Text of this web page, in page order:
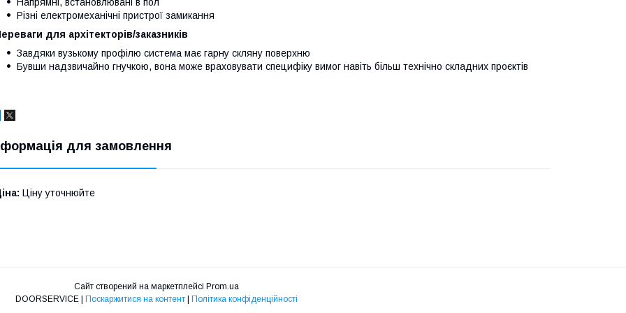
Різні електромеханічні пристрої замикання
для архітекторів/заказників
Завдяки вузькому профілю система має гарну скляну поверхню
Бувши надзвичайно гнучкою, вона може враховувати специфіку вимог навіть більш технічно складних проєктів
для замовлення
Ціну уточнюйте
Сайт створений на маркетплейсі Prom.ua
Поскаржитися на контент Політика конфіденційності